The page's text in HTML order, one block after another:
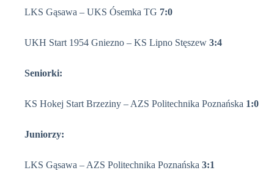
LKS Gąsawa – UKS Ósemka TG 7:0
UKH Start 1954 Gniezno – KS Lipno Stęszew 3:4
Seniorki:
KS Hokej Start Brzeziny – AZS Politechnika Poznańska 1:0
Juniorzy:
LKS Gąsawa – AZS Politechnika Poznańska 3:1